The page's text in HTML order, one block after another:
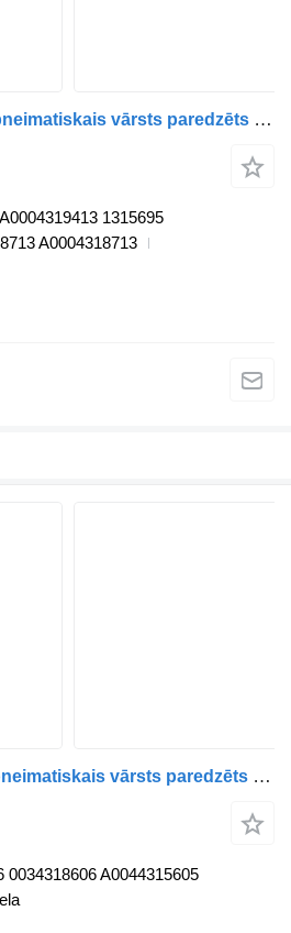
WABCO 4802040020 pneimatiskais vārsts paredzēts Mercedes-Benz Actros, Axor MP1, MP2, MP3 (1996-2014) kravas automašīnas
1315695
A0004318713
WABCO 4800010110 pneimatiskais vārsts paredzēts Mercedes-Benz Actros, Axor MP1, MP2, MP3 (1996-2014) kravas automašīnas
0034318606 A0044315605